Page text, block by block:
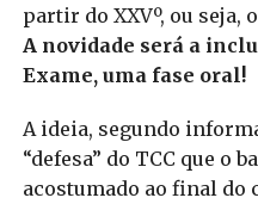
partir do XXVº, ou seja,
A novidade será a
Exame, uma fase oral!
A ideia, segundo
“defesa” do TCC que o
acostumado ao final do